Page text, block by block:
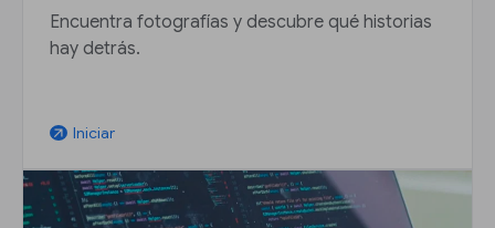
Encuentra fotografías y descubre qué historias
hay detrás.
arrow_outward Iniciar